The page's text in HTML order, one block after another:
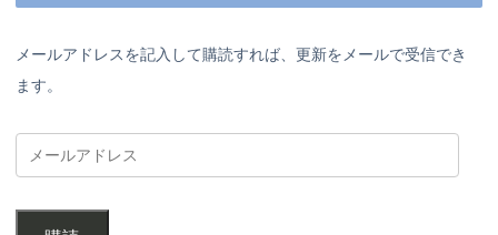
メールアドレスを記入して購読すれば、更新をメールで受信でき
ます。